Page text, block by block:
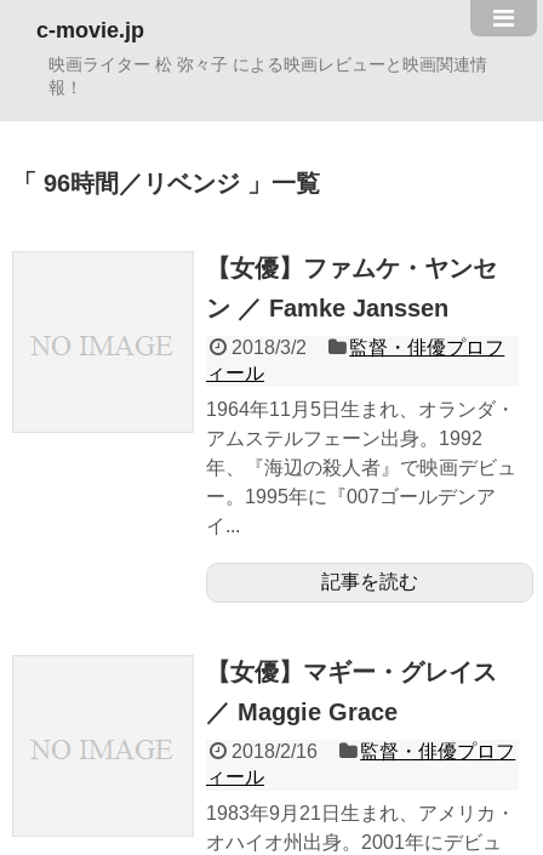
c-movie.jp
映画ライター 松 弥々子 による映画レビューと映画関連情
報！
96時間／リベンジ 一覧
【女優】ファムケ・ヤンセ
ン ／ Famke Janssen
2018/3/2
監督・俳優プロフ
ィール
1964年11月5日生まれ、オランダ・
アムステルフェーン出身。1992
年、『海辺の殺人者』で映画デビュ
ー。1995年に『007ゴールデンア
イ...
記事を読む
【女優】マギー・グレイス
／ Maggie Grace
2018/2/16
監督・俳優プロフ
ィール
1983年9月21日生まれ、アメリカ・
オハイオ州出身。2001年にデビュ